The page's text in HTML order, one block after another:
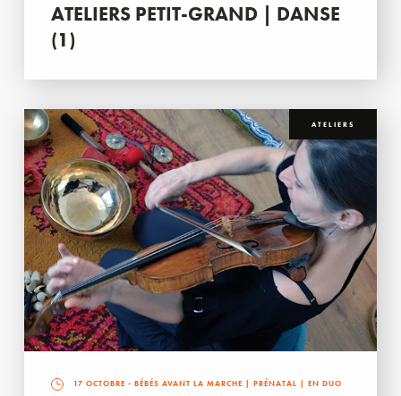
ATELIERS PETIT-GRAND | DANSE
(1)
ATELIERS
17 OCTOBRE - BÉBÉS AVANT LA MARCHE | PRÉNATAL | EN DUO